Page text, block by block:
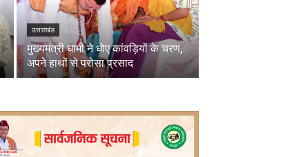
उत्तराखंड
मुख्यमंत्री धामी ने धोए कांवड़ियों के चरण,
अपने हाथों से परोसा प्रसाद